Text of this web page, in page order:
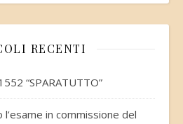
RECENTI
“SPARATUTTO”
l’esame in commissione del